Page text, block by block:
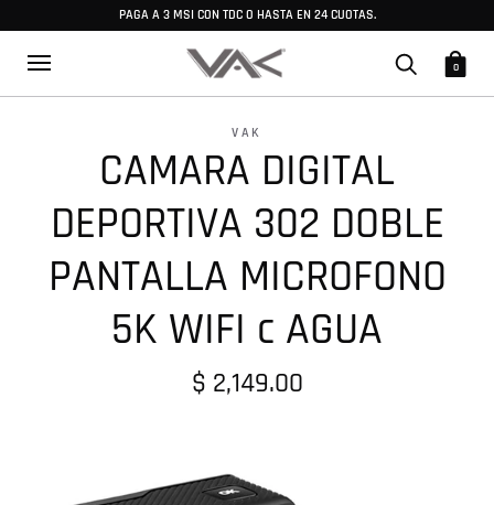
PAGA A 3 MSI CON TDC O HASTA EN 24 CUOTAS.
0
VAK
CAMARA DIGITAL
DEPORTIVA 302 DOBLE
PANTALLA MICROFONO
5K WIFI c AGUA
$ 2,149.00